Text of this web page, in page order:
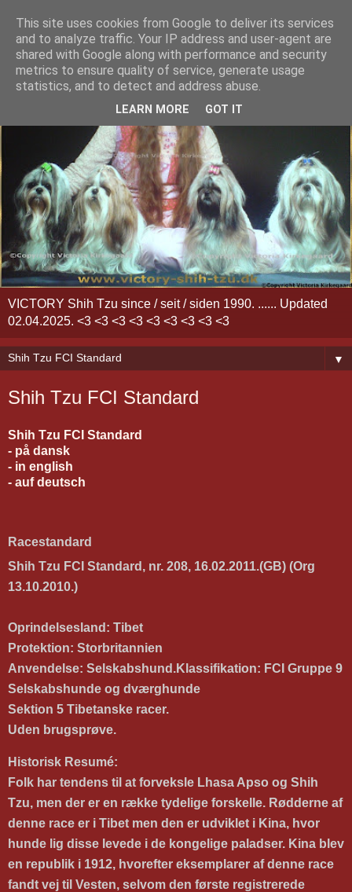
VICTORY Shih Tzu since / seit / siden 1990. ...... Updated
02.04.2025. <3 <3 <3 <3 <3 <3 <3 <3 <3
▼
Shih Tzu FCI Standard
Shih Tzu FCI Standard
- på dansk
- in english
- auf deutsch
Racestandard
Shih Tzu FCI Standard, nr. 208, 16.02.2011.(GB) (Org
13.10.2010.)
Oprindelsesland: Tibet
Protektion: Storbritannien
Anvendelse: Selskabshund.Klassifikation: FCI Gruppe 9
Selskabshunde og dværghunde
Sektion 5 Tibetanske racer.
Uden brugsprøve.
Historisk Resumé:
Folk har tendens til at forveksle Lhasa Apso og Shih
Tzu, men der er en række tydelige forskelle. Rødderne af
denne race er i Tibet men den er udviklet i Kina, hvor
hunde lig disse levede i de kongelige paladser. Kina blev
en republik i 1912, hvorefter eksemplarer af denne race
fandt vej til Vesten, selvom den første registrerede
This site uses cookies from Google to deliver its services
and to analyze traffic. Your IP address and user-agent are
shared with Google along with performance and security
metrics to ensure quality of service, generate usage
statistics, and to detect and address abuse.
LEARN MORE GOT IT